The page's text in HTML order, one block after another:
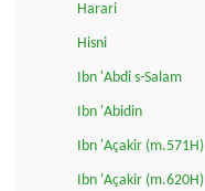
Harari
Hisni
Ibn 'Abdi s-Salam
Ibn 'Abidin
Ibn 'Açakir (m.571H)
Ibn 'Açakir (m.620H)